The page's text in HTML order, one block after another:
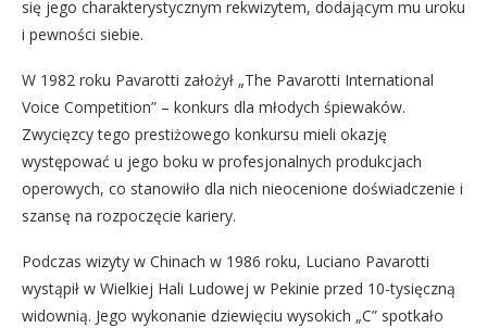
się jego charakterystycznym rekwizytem, dodającym mu uroku
i pewności siebie.
W 1982 roku Pavarotti założył „The Pavarotti International
Voice Competition” – konkurs dla młodych śpiewaków.
Zwycięzcy tego prestiżowego konkursu mieli okazję
występować u jego boku w profesjonalnych produkcjach
operowych, co stanowiło dla nich nieocenione doświadczenie i
szansę na rozpoczęcie kariery.
Podczas wizyty w Chinach w 1986 roku, Luciano Pavarotti
wystąpił w Wielkiej Hali Ludowej w Pekinie przed 10-tysięczną
widownią. Jego wykonanie dziewięciu wysokich „C” spotkało